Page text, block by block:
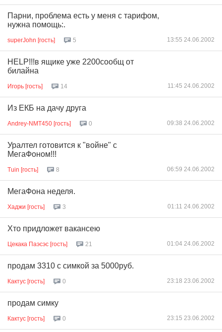
Парни, проблема есть у меня с тарифом,
нужна помощь:.
superJohn [гость] 5 13:55 24.06.2002
HELP!!!в ящике уже 2200сообщ от
билайна
Игорь [гость] 14 11:45 24.06.2002
Из ЕКБ на дачу друга
Andrey-NMT450 [гость] 0 09:38 24.06.2002
Уралтел готовится к "войне" с
МегаФоном!!!
Tuin [гость] 8 06:59 24.06.2002
МегаФона неделя.
Хаджи [гость] 3 01:11 24.06.2002
Хто придложет вакансею
Цекака Паэсэс [гость] 21 01:04 24.06.2002
продам 3310 с симкой за 5000руб.
Кактус [гость] 0 23:18 23.06.2002
продам симку
Кактус [гость] 0 23:15 23.06.2002